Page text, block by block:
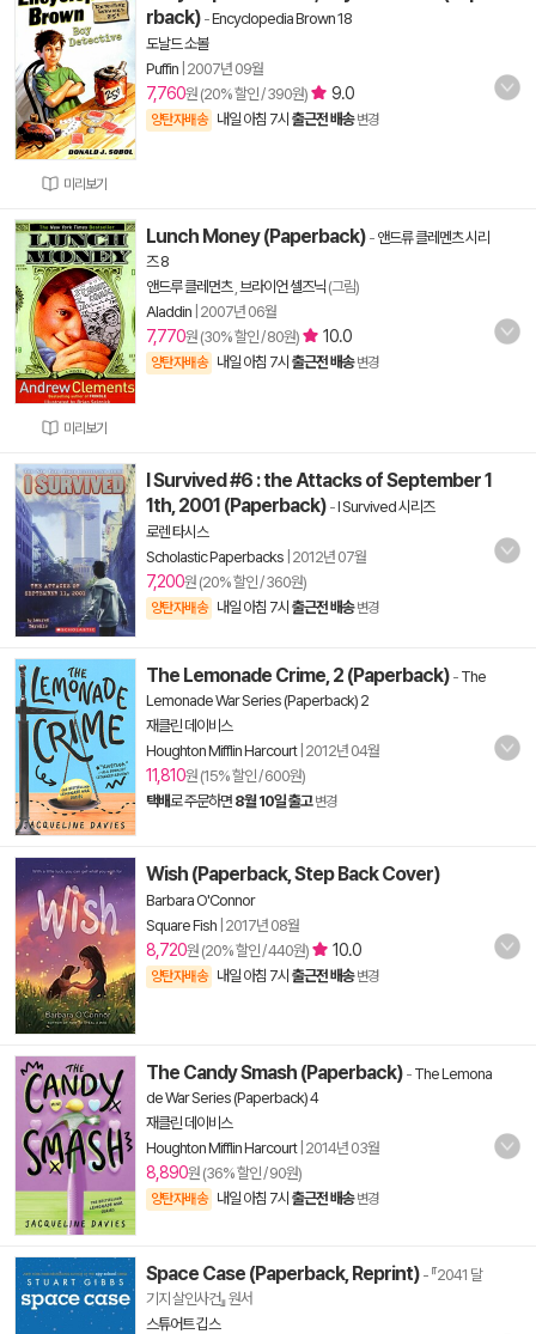
미리보기
rback) -Encyclopedia Brown 18
도날드 소볼
Puffin 2007년 09월
7,760원 (20% 할인 / 390원) 9.0
양탄자배송 내일 아침 7시 출근전 배송 변경
미리보기
Lunch Money (Paperback) - 앤드류 클레멘츠 시리
즈 8
앤드루 클레먼츠, 브라이언 셀즈닉 (그림)
Aladdin 2007년 06월
7,770원 (30% 할인 / 80원) 10.0
양탄자배송 내일 아침 7시 출근전 배송 변경
I Survived #6 : the Attacks of September 1
1th, 2001 (Paperback) -I Survived 시리즈
로렌 타시스
Scholastic Paperbacks 2012년 07월
7,200원 (20% 할인 / 360원)
양탄자배송 내일 아침 7시 출근전 배송 변경
The Lemonade Crime, 2 (Paperback) - The
Lemonade War Series (Paperback) 2
재클린 데이비스
Houghton Mifflin Harcourt| 2012년 04월
11,810원 (15% 할인 / 600원)
택배로 주문하면 8월 10일 출고 변경
Wish (Paperback, Step Back Cover)
Barbara O'Connor
Square Fish 2017년 08월
8,720원 (20% 할인 / 440원) 10.0
양탄자배송 내일 아침 7시 출근전 배송 변경
The Candy Smash (Paperback) - The Lemona
de War Series (Paperback) 4
재클린 데이비스
Houghton Mifflin Harcourt| 2014년 03월
8,890원 (36% 할인 / 90원)
양탄자배송 내일 아침 7시 출근전 배송 변경
Space Case (Paperback, Reprint) - 『2041 달
기지 살인사건』 원서
스튜어트 깁스